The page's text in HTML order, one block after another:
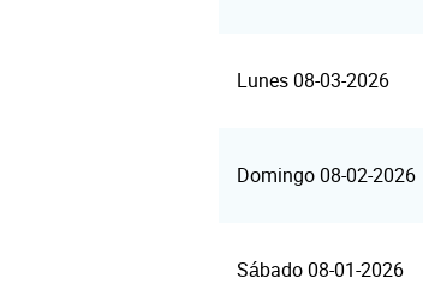
Lunes 08-03-2026
Domingo 08-02-2026
Sábado 08-01-2026